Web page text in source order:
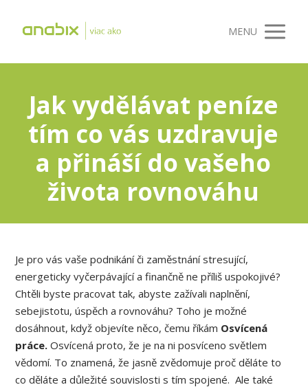
MENU
Jak vydělávat peníze
tím co vás uzdravuje
a přináší do vašeho
života rovnováhu
Je pro vás vaše podnikání či zaměstnání stresující,
energeticky vyčerpávající a finančně ne příliš uspokojivé?
Chtěli byste pracovat tak, abyste zažívali naplnění,
sebejistotu, úspěch a rovnováhu? Toho je možné
dosáhnout, když objevíte něco, čemu říkám Osvícená
práce. Osvícená proto, že je na ni posvíceno světlem
vědomí. To znamená, že jasně zvědomuje proč děláte to
co děláte a důležité souvislosti s tím spojené. Ale také